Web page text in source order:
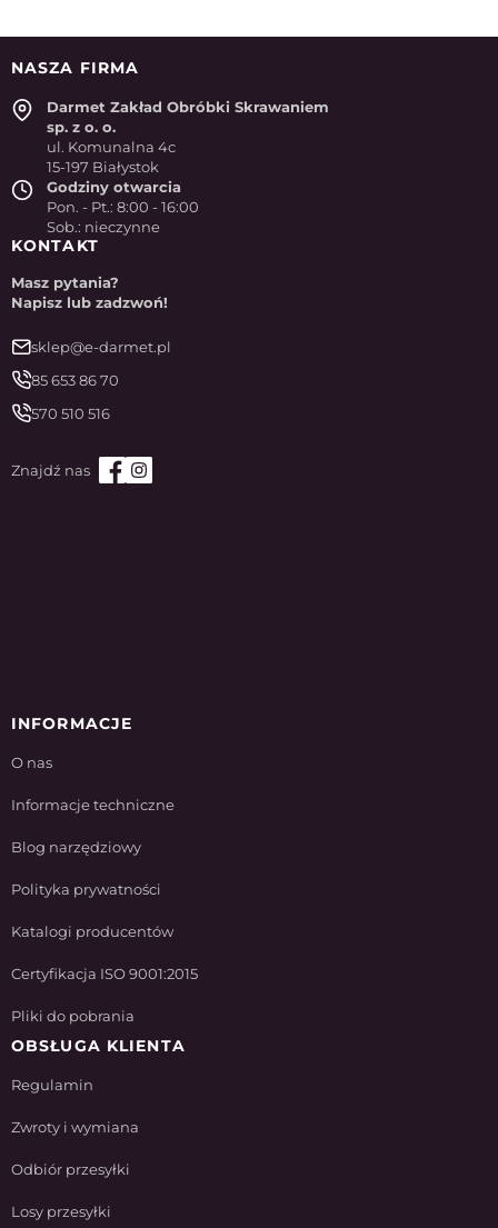
NASZA FIRMA
Darmet Zakład Obróbki Skrawaniem
sp. z o. o.
ul. Komunalna 4c
15-197 Białystok
Godziny otwarcia
Pon. - Pt.: 8:00 - 16:00
Sob.: nieczynne
KONTAKT
Masz pytania?
Napisz lub zadzwoń!
sklep@e-darmet.pl
85 653 86 70
570 510 516
INFORMACJE
O nas
Informacje techniczne
Blog narzędziowy
Polityka prywatności
Katalogi producentów
Certyfikacja ISO 9001:2015
Pliki do pobrania
OBSŁUGA KLIENTA
Regulamin
Zwroty i wymiana
Odbiór przesyłki
Losy przesyłki